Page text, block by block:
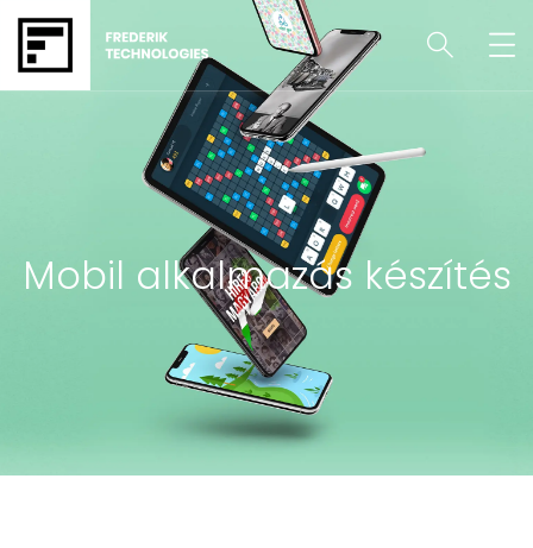
Mobil alkalmazás készítés